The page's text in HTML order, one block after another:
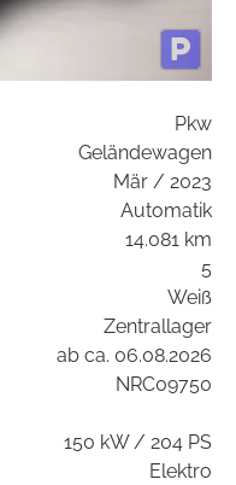
Pkw
Geländewagen
Mär / 2023
Automatik
14.081 km
5
Weiß
Zentrallager
ab ca. 06.08.2026
NRC09750
150 kW / 204 PS
Elektro